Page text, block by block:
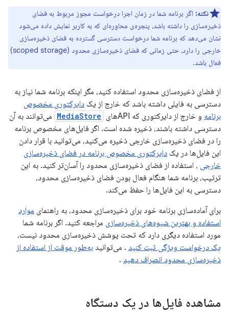
نکته: اگر برنامه شما در زمان اجرا درخواست مجوز مربوط به فضای
ذخیره‌سازی را داشته باشد، پنجره‌ی محاوره‌ای که به کاربر نمایش داده می‌شود
نشان می‌دهد که برنامه شما درخواست دسترسی گسترده به فضای ذخیره‌سازی
خارجی را دارد، حتی زمانی که فضای ذخیره‌سازی محدود (scoped storage)
فعال باشد.
از فضای ذخیره‌سازی محدود استفاده کنید، مگر اینکه برنامه شما نیاز به
دسترسی به فایلی داشته باشد که خارج از یک دایرکتوری مخصوص
برنامه و خارج از دایرکتوری که APIهای MediaStore می‌توانند به آن
دسترسی داشته باشند، ذخیره شده است. اگر فایل‌های مخصوص برنامه
را در فضای ذخیره‌سازی خارجی ذخیره می‌کنید، می‌توانید با قرار دادن
این فایل‌ها در یک دایرکتوری مخصوص برنامه در فضای ذخیره‌سازی
خارجی ، استفاده از فضای ذخیره‌سازی محدود را آسان‌تر کنید. به این
ترتیب، برنامه شما هنگام فعال بودن فضای ذخیره‌سازی محدود،
دسترسی به این فایل‌ها را حفظ می‌کند.
برای آماده‌سازی برنامه خود برای ذخیره‌سازی محدود، به راهنمای موارد
استفاده و بهترین شیوه‌های ذخیره‌سازی مراجعه کنید. اگر برنامه شما
مورد استفاده دیگری دارد که تحت پوشش ذخیره‌سازی محدود نیست،
یک درخواست ویژگی ثبت کنید . می‌توانید به‌طور موقت از استفاده از
ذخیره‌سازی محدود انصراف دهید .
مشاهده فایل‌ها در یک دستگاه